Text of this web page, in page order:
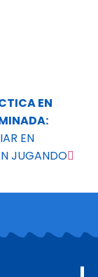
EN
EN
JUGANDO